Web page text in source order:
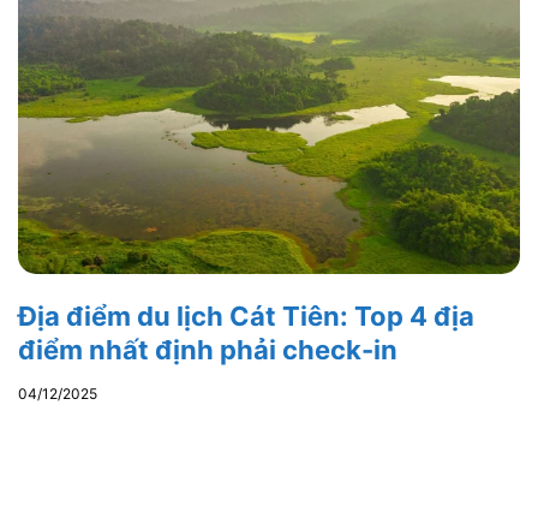
Địa điểm du lịch Cát Tiên: Top 4 địa
điểm nhất định phải check-in
04/12/2025